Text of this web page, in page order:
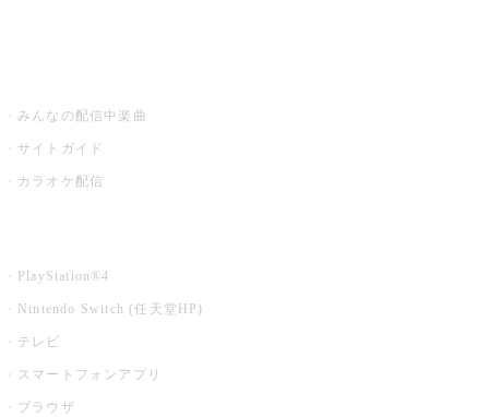
みんなの配信中楽曲
サイトガイド
カラオケ配信
PlayStation®4
Nintendo Switch (任天堂HP)
テレビ
スマートフォンアプリ
ブラウザ